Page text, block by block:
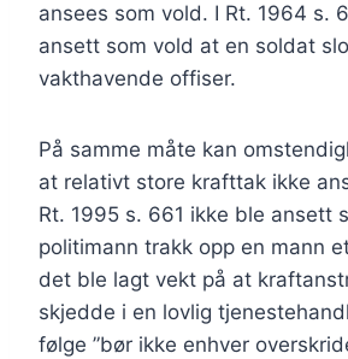
ansees som vold. I Rt. 1964 s.
ansett som vold at en soldat
vakthavende offiser.
På samme måte kan
at relativt store krafttak ikke
Rt. 1995 s. 661 ikke ble ansett
politimann trakk opp en mann
det ble lagt vekt på at
skjedde i en lovlig
følge ”bør ikke enhver